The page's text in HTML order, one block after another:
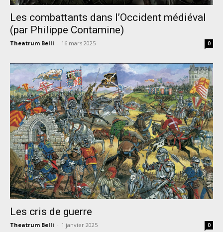
Les combattants dans l’Occident médiéval
(par Philippe Contamine)
Theatrum Belli - 16 mars 2025 0
Les cris de guerre
Theatrum Belli - 1 janvier 2025 0